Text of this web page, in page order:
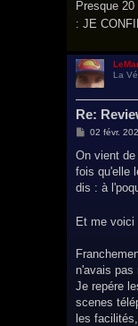
Presque
: JE
La
Re:
M
s
a
g
02 févr.
On vient
fois qu'elle
dis : à
Et me voici
n'avais pas
Je repére
scenes
les